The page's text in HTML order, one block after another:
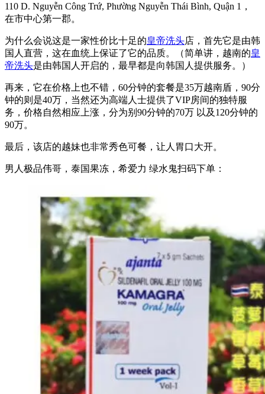
110 D. Nguyễn Công Trứ, Phường Nguyễn Thái Bình, Quận 1，
在市中心第一郡。
为什么会说这是一家性价比十足的皇帝洗头店，首先它是由韩
国人直营，这在血统上保证了它的品质。（简单讲，越南的皇
帝洗头是由韩国人开启的，最早都是向韩国人提供服务。）
再来，它在价格上也不错，60分钟的套餐是35万越南盾，90分
钟的则是40万，当然还为高端人士提供了VIP房间的独特服
务，价格自然相应上涨，分为别90分钟的70万 以及120分钟的
90万。
最后，该店的越妹也非常秀色可餐，让人胃口大开。
男人极品伟哥，泰国果冻，希爱力 绿水鬼扫码下单：